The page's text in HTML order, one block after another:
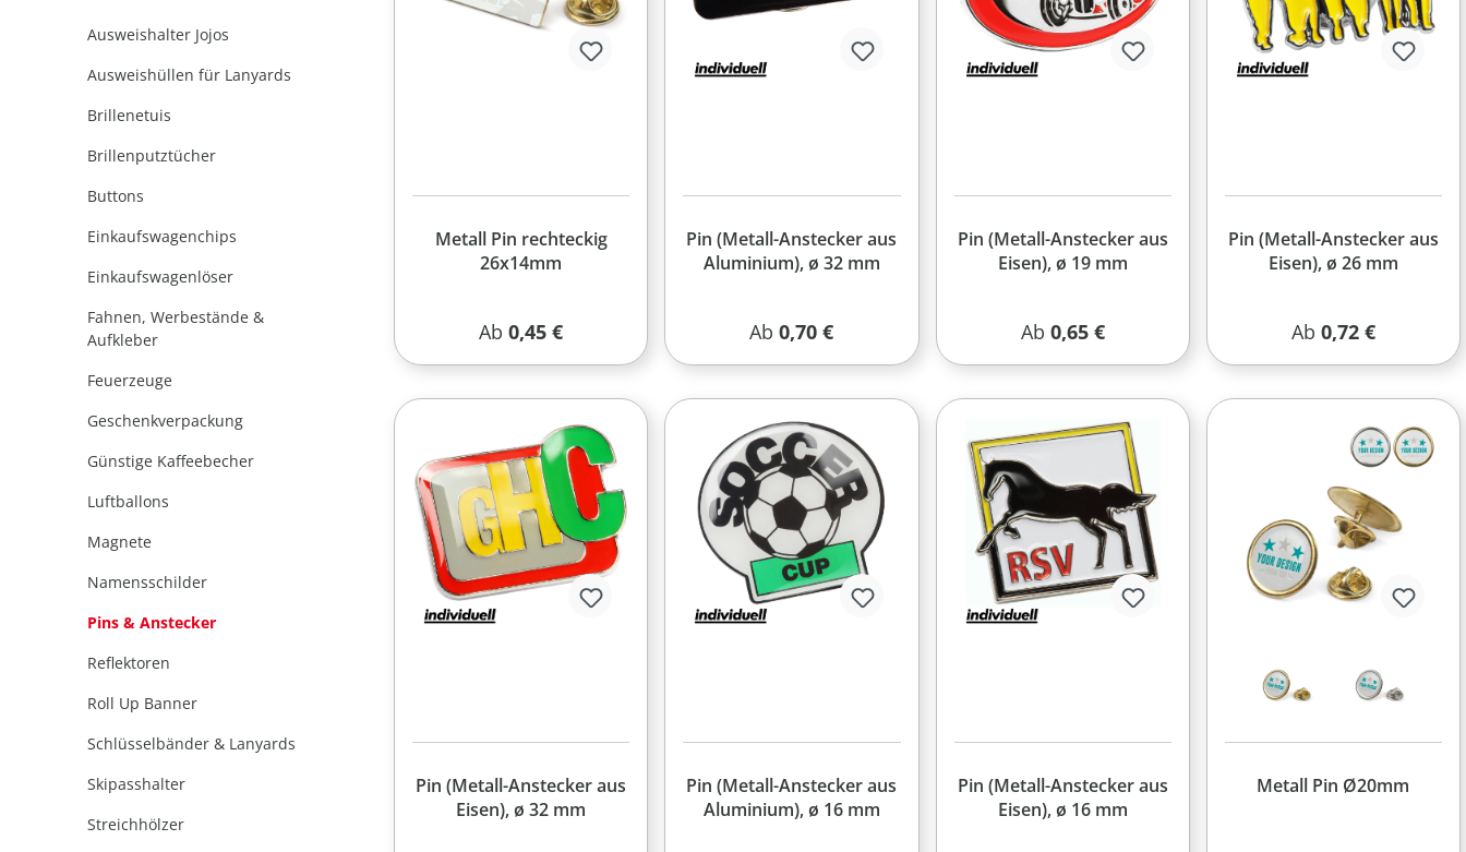
Metall Pin rechteckig
26x14mm
Regulärer Preis:
Ab0,45 €
Pin (Metall-Anstecker aus
Aluminium), ø 32 mm
Regulärer Preis:
Ab0,70 €
Pin (Metall-Anstecker aus
Eisen), ø 19 mm
Regulärer Preis:
Ab 0,65 €
Pin (Metall-Anstecker aus
Eisen), ø 26 mm
Regulärer Preis:
Ab 0,72 €
Pin (Metall-Anstecker aus
Eisen), ø 32 mm
Pin (Metall-Anstecker aus
Aluminium), ø 16 mm
Pin (Metall-Anstecker aus
Eisen), ø 16 mm
Metall Pin Ø20mm
Ausweishalter Jojos
Ausweishüllen für Lanyards
Brillenetuis
Brillenputztücher
Buttons
Einkaufswagenchips
Einkaufswagenlöser
Fahnen, Werbestände &
Aufkleber
Feuerzeuge
Geschenkverpackung
Günstige Kaffeebecher
Luftballons
Magnete
Namensschilder
Pins & Anstecker
Reflektoren
Roll Up Banner
Schlüsselbänder & Lanyards
Skipasshalter
Streichhölzer